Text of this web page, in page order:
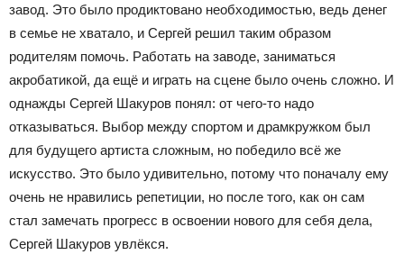
завод. Это было продиктовано необходимостью, ведь денег
в семье не хватало, и Сергей решил таким образом
родителям помочь. Работать на заводе, заниматься
акробатикой, да ещё и играть на сцене было очень сложно. И
однажды Сергей Шакуров понял: от чего-то надо
отказываться. Выбор между спортом и драмкружком был
для будущего артиста сложным, но победило всё же
искусство. Это было удивительно, потому что поначалу ему
очень не нравились репетиции, но после того, как он сам
стал замечать прогресс в освоении нового для себя дела,
Сергей Шакуров увлёкся.